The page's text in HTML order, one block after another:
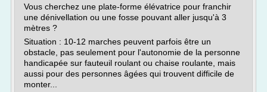
Vous cherchez une plate-forme élévatrice pour franchir
une dénivellation ou une fosse pouvant aller jusqu'à 3
mètres ?
Situation : 10-12 marches peuvent parfois être un
obstacle, pas seulement pour l'autonomie de la personne
handicapée sur fauteuil roulant ou chaise roulante, mais
aussi pour des personnes âgées qui trouvent difficile de
monter...